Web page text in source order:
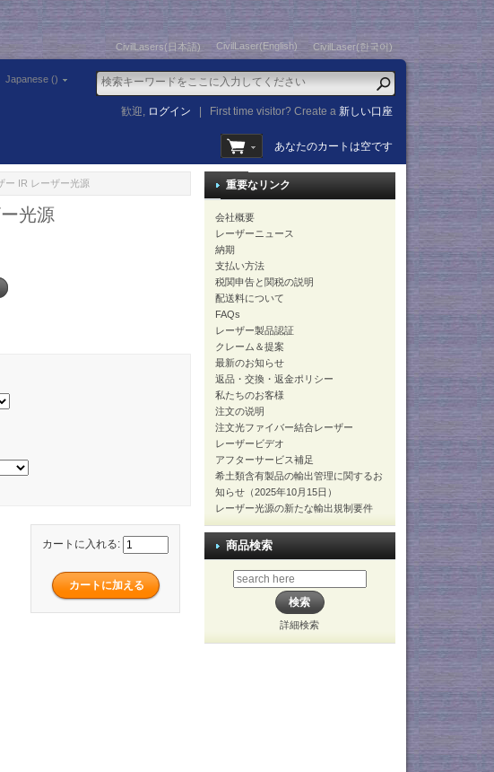
CivilLasers(日本語) CivilLaser(English) CivilLaser(한국어)
Japanese ()
歓迎, ログイン First time visitor? Create a新しい口座
あなたのカートは空です
ー IR レーザー光源
光源
カートに入れる:
重要なリンク
会社概要
レーザーニュース
納期
支払い方法
税関申告と関税の説明
配送料について
FAQs
レーザー製品認証
クレーム＆提案
最新のお知らせ
返品・交換・返金ポリシー
私たちのお客様
注文の说明
注文光ファイバー結合レーザー
レーザービデオ
アフターサービス補足
希土類含有製品の輸出管理に関するお
知らせ（2025年10月15日）
レーザー光源の新たな輸出規制要件
商品検索
詳細検索